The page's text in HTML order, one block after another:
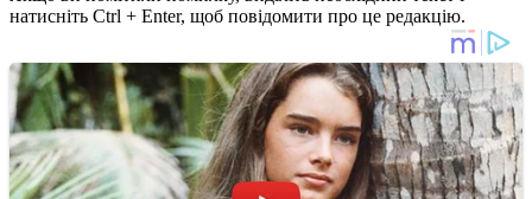
натисніть Ctrl + Enter, щоб повідомити про це редакцію.